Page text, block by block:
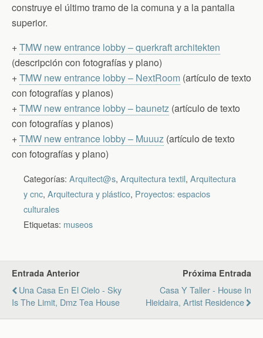
construye el último tramo de la comuna y a la pantalla
superior.
+TMW new entrance lobby – querkraft architekten
(descripción con fotografías y plano)
+TMW new entrance lobby – NextRoom (artículo de texto
con fotografías y planos)
+TMW new entrance lobby – baunetz (artículo de texto
con fotografías y planos)
+TMW new entrance lobby – Muuuz (artículo de texto
con fotografías y plano)
Categorías: Arquitect@s, Arquitectura textil, Arquitectura
y cnc, Arquitectura y plástico, Proyectos: espacios
culturales
Etiquetas: museos
Entrada Anterior
Una Casa En El Cielo - Sky
Is The Limit, Dmz Tea House
Próxima Entrada
Casa Y Taller - House In
Hieidaira, Artist Residence